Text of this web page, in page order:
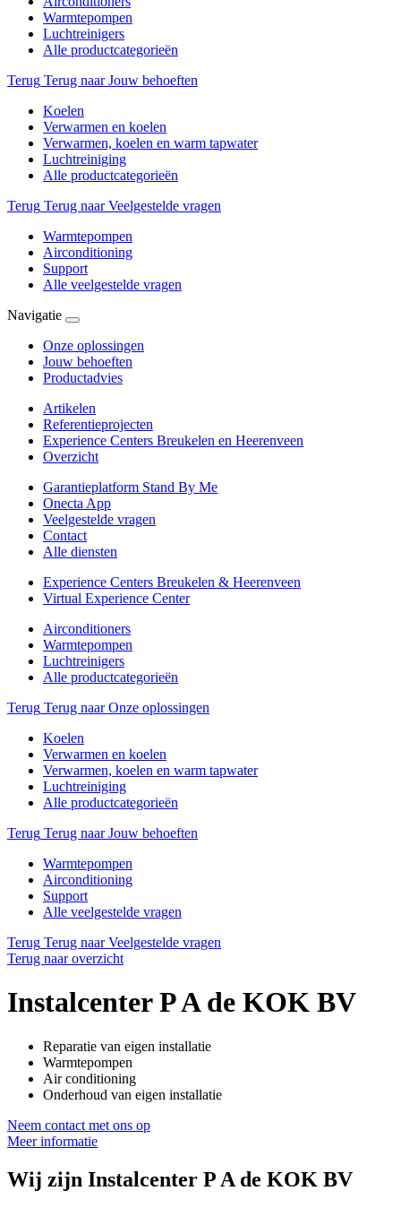
Warmtepompen
Luchtreinigers
Alle productcategorieën
Terug Terug naar Jouw behoeften
Koelen
Verwarmen en koelen
Verwarmen, koelen en warm tapwater
Luchtreiniging
Alle productcategorieën
Terug Terug naar Veelgestelde vragen
Warmtepompen
Airconditioning
Support
Alle veelgestelde vragen
Navigatie
Onze oplossingen
Jouw behoeften
Productadvies
Artikelen
Referentieprojecten
Experience Centers Breukelen en Heerenveen
Overzicht
Garantieplatform Stand By Me
Onecta App
Veelgestelde vragen
Contact
Alle diensten
Experience Centers Breukelen & Heerenveen
Virtual Experience Center
Airconditioners
Warmtepompen
Luchtreinigers
Alle productcategorieën
Terug Terug naar Onze oplossingen
Koelen
Verwarmen en koelen
Verwarmen, koelen en warm tapwater
Luchtreiniging
Alle productcategorieën
Terug Terug naar Jouw behoeften
Warmtepompen
Airconditioning
Support
Alle veelgestelde vragen
Terug Terug naar Veelgestelde vragen
Terug naar overzicht
Instalcenter P A de KOK BV
Reparatie van eigen installatie
Warmtepompen
Air conditioning
Onderhoud van eigen installatie
Neem contact met ons op
Meer informatie
Wij zijn Instalcenter P A de KOK BV